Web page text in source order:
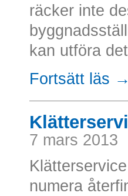
räcker inte
kan utföra
Fortsätt läs →
7 mars 2013
numera